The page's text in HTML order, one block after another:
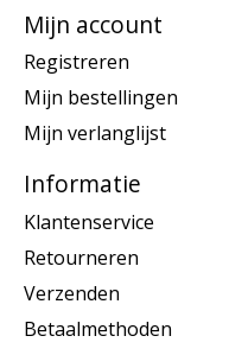
Mijn account
Registreren
Mijn bestellingen
Mijn verlanglijst
Informatie
Klantenservice
Retourneren
Verzenden
Betaalmethoden